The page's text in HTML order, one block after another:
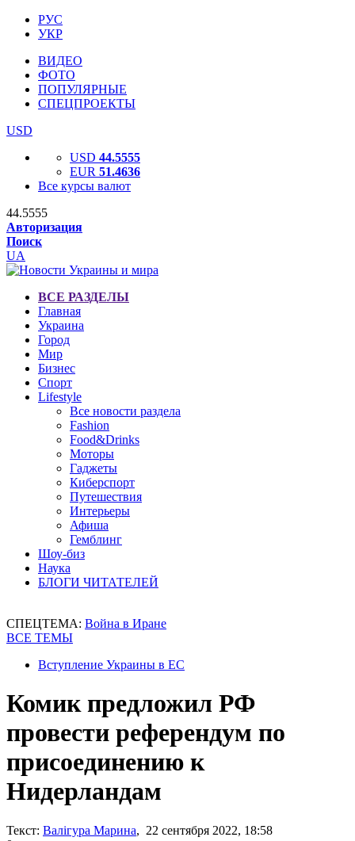
РУС
УКР
ВИДЕО
ФОТО
ПОПУЛЯРНЫЕ
СПЕЦПРОЕКТЫ
USD
USD 44.5555
EUR 51.4636
Все курсы валют
44.5555
Авторизация
Поиск
UA
ВСЕ РАЗДЕЛЫ
Главная
Украина
Город
Мир
Бизнес
Спорт
Lifestyle
Все новости раздела
Fashion
Food&Drinks
Моторы
Гаджеты
Киберспорт
Путешествия
Интерьеры
Афиша
Гемблинг
Шоу-биз
Наука
БЛОГИ ЧИТАТЕЛЕЙ
СПЕЦТЕМА: Война в Иране
ВСЕ ТЕМЫ
Вступление Украины в ЕС
Комик предложил РФ
провести референдум по
присоединению к
Нидерландам
Текст: Валігура Марина, 22 сентября 2022, 18:58